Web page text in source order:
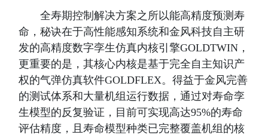
全寿期控制解决方案之所以能高精度预测寿
命，秘诀在于高性能感知系统和金风科技自主研
发的高精度数字孪生仿真内核引擎GOLDTWIN，
更重要的是，其核心内核是基于完全自主知识产
权的气弹仿真软件GOLDFLEX。得益于金风完善
的测试体系和大量机组运行数据，通过对寿命孪
生模型的反复验证，目前可实现高达95%的寿命
评估精度，且寿命模型种类已完整覆盖机组的核